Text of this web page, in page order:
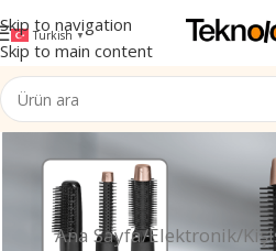
Skip to navigation
Skip to main content
Turkish ▼
Ana Sayfa/Elektronik/